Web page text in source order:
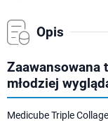
Opis
Zaawansowana
młodziej
Medicube Triple